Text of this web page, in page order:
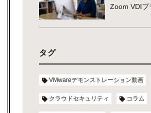
Zoom VDIプ
タグ
VMwareデモンストレーション動画
クラウドセキュリティ コラム